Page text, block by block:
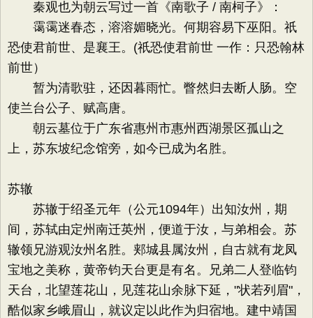
秦观也为朝云写过一首《南歌子 / 南柯子》：
霭霭迷春态，溶溶媚晓光。何期容易下巫阳。祇
恐使君前世、是襄王。(祇恐使君前世 一作：只恐翰林
前世）
暂为清歌驻，还因暮雨忙。瞥然归去断人肠。空
使兰台公子、赋高唐。
朝云墓位于广东省惠州市惠州西湖景区孤山之
上，苏东坡纪念馆旁，如今已成为名胜。
苏辙
苏辙于绍圣元年（公元1094年）出知汝州，期
间，苏轼由定州南迁英州，便道于汝，与弟相会。苏
辙领兄游观汝州名胜。郏城县属汝州，自古就有龙凤
宝地之美称，黄帝钧天台更是有名。兄弟二人登临钧
天台，北望莲花山，见莲花山余脉下延，"状若列眉"，
酷似家乡峨眉山，就议定以此作为归宿地。建中靖国